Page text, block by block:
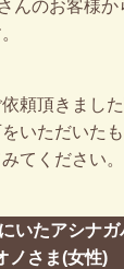
んのお客様
頼頂きました
いただいた
てください。
いたアシナ
ノさま(女性)